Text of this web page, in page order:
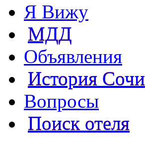
Я Вижу
МДД
Объявления
История Сочи
Вопросы
Поиск отеля